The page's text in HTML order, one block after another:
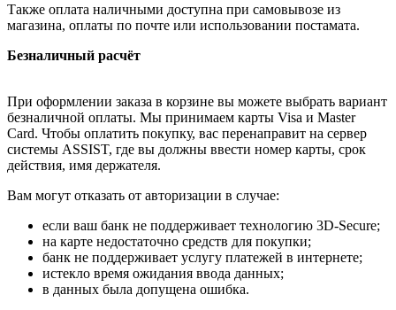
Также оплата наличными доступна при самовывозе из
магазина, оплаты по почте или использовании постамата.
Безналичный расчёт
При оформлении заказа в корзине вы можете выбрать вариант
безналичной оплаты. Мы принимаем карты Visa и Master
Card. Чтобы оплатить покупку, вас перенаправит на сервер
системы ASSIST, где вы должны ввести номер карты, срок
действия, имя держателя.
Вам могут отказать от авторизации в случае:
если ваш банк не поддерживает технологию 3D-Secure;
на карте недостаточно средств для покупки;
банк не поддерживает услугу платежей в интернете;
истекло время ожидания ввода данных;
в данных была допущена ошибка.